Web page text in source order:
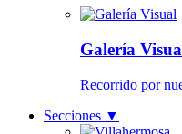
Galería
Recorrido por
Secciones ▼